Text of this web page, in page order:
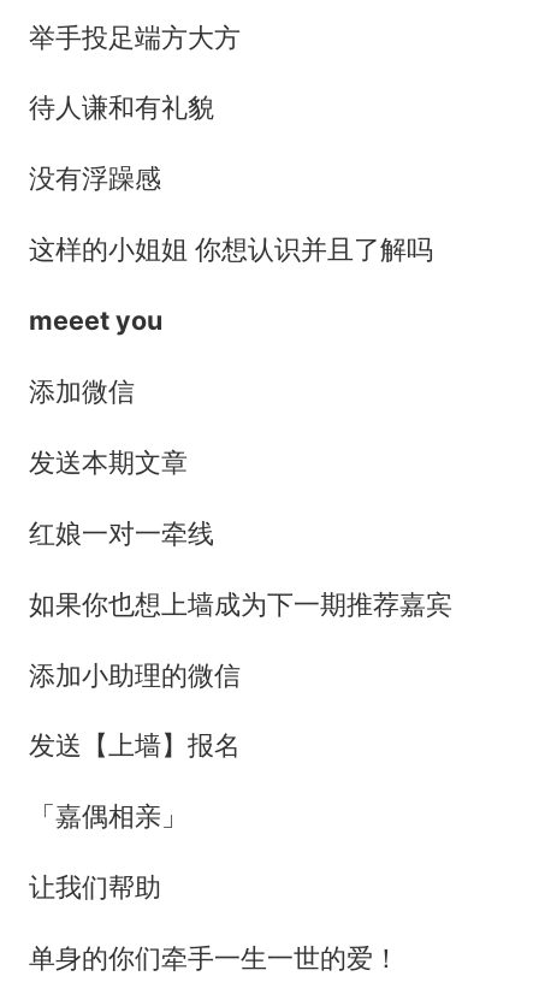
举手投足端方大方
待人谦和有礼貌
没有浮躁感
这样的小姐姐 你想认识并且了解吗
meeet you
添加微信
发送本期文章
红娘一对一牵线
如果你也想上墙成为下一期推荐嘉宾
添加小助理的微信
发送【上墙】报名
「嘉偶相亲」
让我们帮助
单身的你们牵手一生一世的爱！